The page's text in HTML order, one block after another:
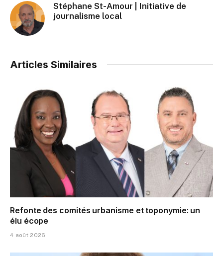
Stéphane St-Amour | Initiative de
journalisme local
Articles Similaires
Refonte des comités urbanisme et toponymie: un
élu écope
4 août 2026